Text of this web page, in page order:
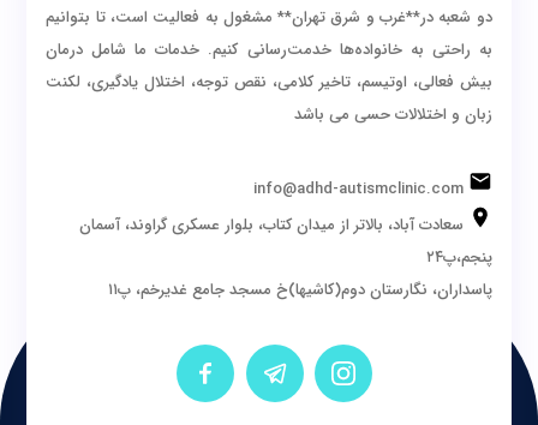
دو شعبه در**غرب و شرق تهران** مشغول به فعالیت است، تا بتوانیم
به راحتی به خانواده‌ها خدمت‌رسانی کنیم. خدمات ما شامل درمان
بیش فعالی، اوتیسم، تاخیر کلامی، نقص توجه، اختلال یادگیری، لکنت
زبان و اختلالات حسی می باشد
info@adhd-autismclinic.com
سعادت آباد، بالاتر از میدان کتاب، بلوار عسکری گراوند، آسمان
پنجم،پ۲۴
پاسداران، نگارستان دوم(کاشیها)خ مسجد جامع غدیرخم، پ۱۱